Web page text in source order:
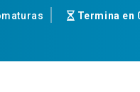
Termina en